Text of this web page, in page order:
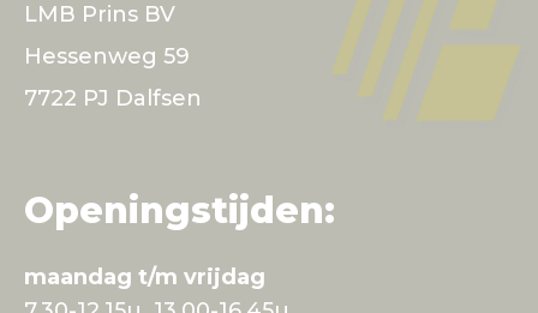
LMB Prins BV
Hessenweg 59
7722 PJ Dalfsen
Openingstijden:
maandag t/m vrijdag